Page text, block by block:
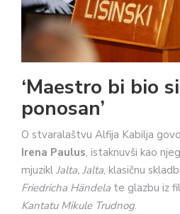
‘Maestro bi bio
ponosan’
O stvaralaštvu Alfija Kabilja
Irena Paulus, istaknuvši kao
mjuzikl Jalta, Jalta, klasičnu
Friedricha Händela te glazbu iz
Kantatu Mikule Trudnog.